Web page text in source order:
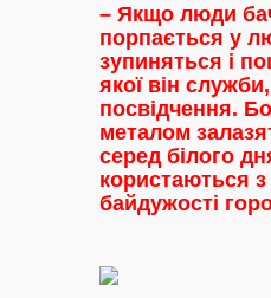
– Якщо люди
порпається у
зупиняться і
якої він
посвідчення.
металом
серед білого
користаються
байдужості